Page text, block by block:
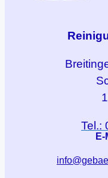
Tel.: